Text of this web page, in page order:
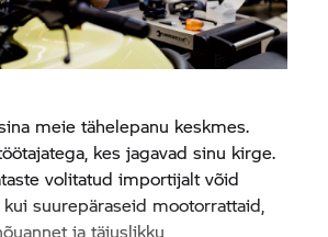
meie tähelepanu keskmes.
kes jagavad sinu kirge.
volitatud importijalt võid
suurepäraseid mootorrattaid,
ja täiuslikku